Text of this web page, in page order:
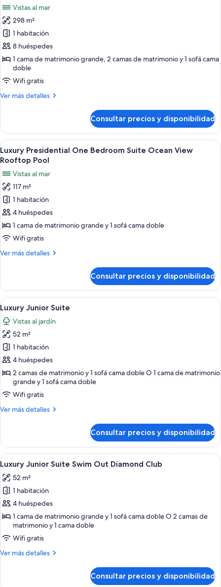
fotos
de
Luxury
Chairmans
Two
Bedroom
Suite
Ocean
Club
Vistas al mar
298 m²
1 habitación
8 huéspedes
1 cama de matrimonio grande, 2 camas de matrimonio y 1 sofá cama
doble
Wifi gratis
Ver más detalles
Más
Chairmans
Two
Bedroom
Suite
Front
Diamond
Club
Consultar precios y disponibilidad
Abrir
todas
fotos
de
Luxury
Presidential
One
Bedroom
Ocean
Pool
Habitación de hotel moderna con
7
Luxury Presidential One Bedroom Suite Ocean View
Rooftop Pool
Vistas al mar
117 m²
1 habitación
4 huéspedes
1 cama de matrimonio grande y 1 sofá cama doble
Wifi gratis
Ver más detalles
Más
Presidential
One
Bedroom
Suite
Ocean
View
Rooftop
Pool
Consultar precios y disponibilidad
Abrir
todas
las
fotos
de
Luxury
Junior
Suite
Una habitación de hotel moderna
6
Luxury Junior Suite
Vistas al jardín
52 m²
1 habitación
4 huéspedes
2 camas de matrimonio y 1 sofá cama doble O 1 cama de matrimonio
grande y 1 sofá cama doble
Wifi gratis
Ver más detalles
Más
Junior
Suite
Consultar precios y disponibilidad
Abrir
todas
las
fotos
de
Luxury
Junior
Suite
Swim
Club
Zona junto a la piscina con dos
5
Luxury Junior Suite Swim Out Diamond Club
52 m²
1 habitación
4 huéspedes
1 cama de matrimonio grande y 1 sofá cama doble O 2 camas de
matrimonio y 1 cama doble
Wifi gratis
Ver más detalles
Más
Consultar precios y disponibilidad